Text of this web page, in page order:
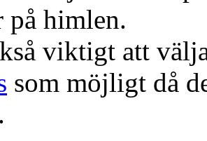
på himlen.
viktigt att
som möjligt då